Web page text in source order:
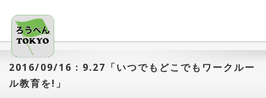
2016/09/16 : 9.27「いつでもどこでもワークルー
ル教育を!」